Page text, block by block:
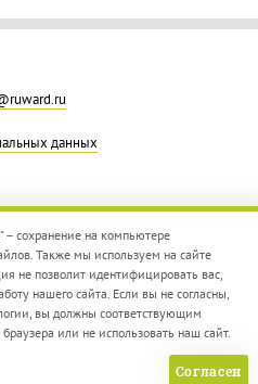
данных
– сохранение на компьютере
Также мы используем на сайте
не позволит идентифицировать вас,
нашего сайта. Если вы не согласны,
вы должны соответствующим
или не использовать наш сайт.
Согласен